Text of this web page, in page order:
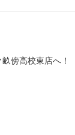
傍高校東店へ！